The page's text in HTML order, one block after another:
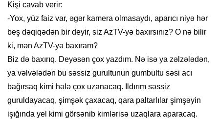
Kişi cavab verir:
-Yox, yüz faiz var, əgər kamera olmasaydı, aparıcı niyə hər
beş dəqiqədən bir deyir, siz AzTV-yə baxırsınız? O nə bilir
ki, mən AzTV-yə baxıram?
Biz də baxırıq. Deyəsən çox yazdım. Nə isə ya zəlzələdən,
ya vəlvələdən bu səssiz gurultunun gumbultu səsi acı
bağırsaq kimi hələ çox uzanacaq. Ildırım səssiz
guruldayacaq, şimşək çaxacaq, qara paltarlılar şimşəyin
işığında yel kimi görsənib kimlərisə uzaqlara aparacaq.